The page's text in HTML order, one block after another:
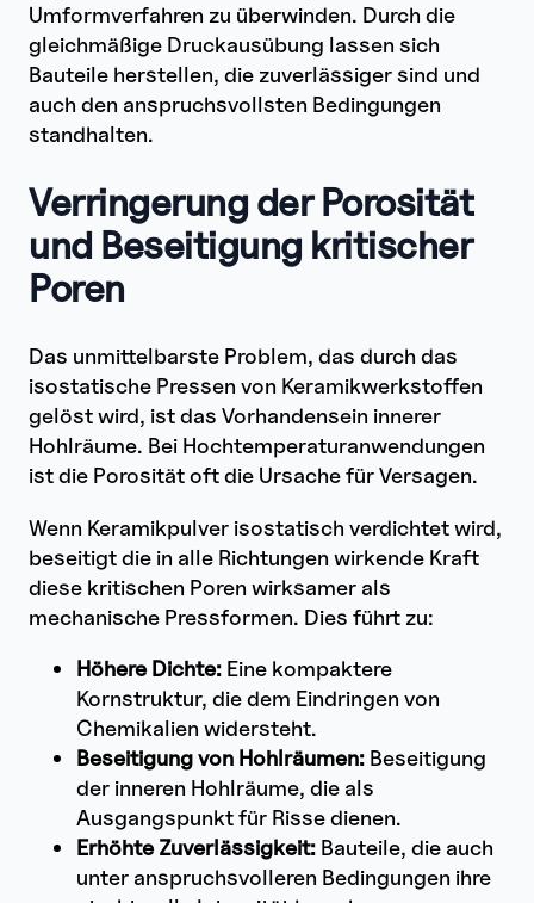
Umformverfahren zu überwinden. Durch die
gleichmäßige Druckausübung lassen sich
Bauteile herstellen, die zuverlässiger sind und
auch den anspruchsvollsten Bedingungen
standhalten.
Verringerung der Porosität
und Beseitigung kritischer
Poren
Das unmittelbarste Problem, das durch das
isostatische Pressen von Keramikwerkstoffen
gelöst wird, ist das Vorhandensein innerer
Hohlräume. Bei Hochtemperaturanwendungen
ist die Porosität oft die Ursache für Versagen.
Wenn Keramikpulver isostatisch verdichtet wird,
beseitigt die in alle Richtungen wirkende Kraft
diese kritischen Poren wirksamer als
mechanische Pressformen. Dies führt zu:
Höhere Dichte: Eine kompaktere
Kornstruktur, die dem Eindringen von
Chemikalien widersteht.
Beseitigung von Hohlräumen: Beseitigung
der inneren Hohlräume, die als
Ausgangspunkt für Risse dienen.
Erhöhte Zuverlässigkeit: Bauteile, die auch
unter anspruchsvolleren Bedingungen ihre